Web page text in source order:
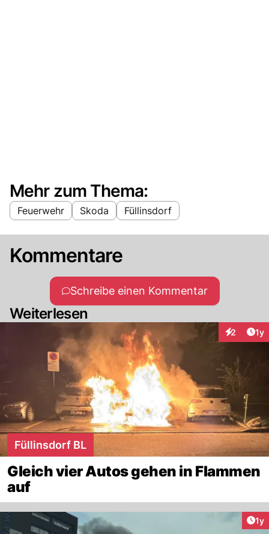
Mehr zum Thema:
Feuerwehr Skoda Füllinsdorf
Kommentare
Schreibe einen Kommentar
Weiterlesen
2 1y
Füllinsdorf BL
Gleich vier Autos gehen in Flammen
auf
1y